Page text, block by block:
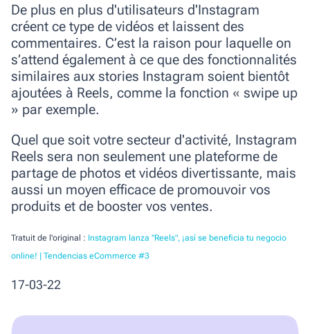
De plus en plus d'utilisateurs d'Instagram
créent ce type de vidéos et laissent des
commentaires. C’est la raison pour laquelle on
s’attend également à ce que des fonctionnalités
similaires aux stories Instagram soient bientôt
ajoutées à Reels, comme la fonction « swipe up
» par exemple.
Quel que soit votre secteur d'activité, Instagram
Reels sera non seulement une plateforme de
partage de photos et vidéos divertissante, mais
aussi un moyen efficace de promouvoir vos
produits et de booster vos ventes.
Tratuit de l'original : Instagram lanza "Reels", ¡así se beneficia tu negocio
online! | Tendencias eCommerce #3
17-03-22